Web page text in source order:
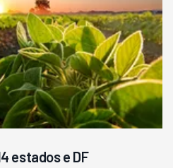
estados e DF